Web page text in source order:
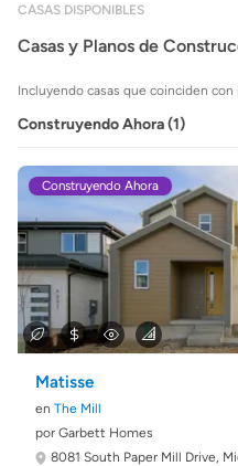
CASAS DISPONIBLES
Casas y Planos de
Incluyendo casas que coinciden
Construyendo Ahora (1)
Construyendo Ahora
Matisse
en The Mill
por Garbett Homes
8081 South Paper Mill Drive,